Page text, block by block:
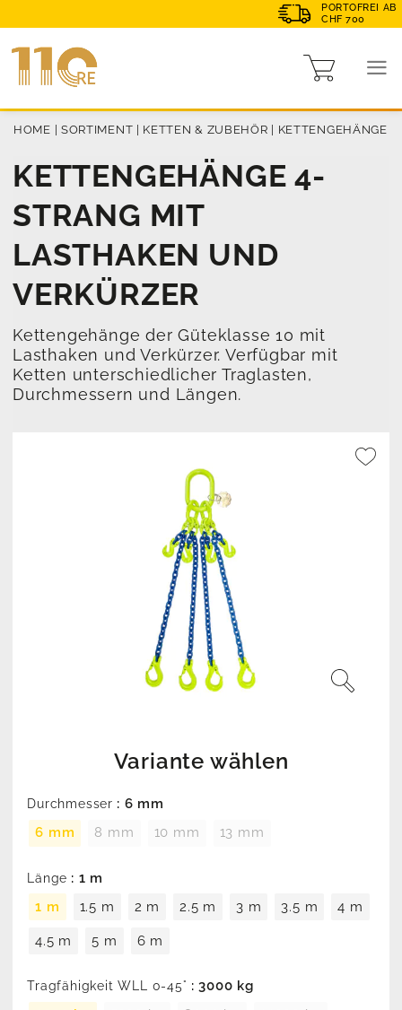
PORTOFREI AB
CHF 700
HOME | SORTIMENT | KETTEN & ZUBEHÖR | KETTENGEHÄNGE
KETTENGEHÄNGE 4-
STRANG MIT
LASTHAKEN UND
VERKÜRZER
Kettengehänge der Güteklasse 10 mit
Lasthaken und Verkürzer. Verfügbar mit
Ketten unterschiedlicher Traglasten,
Durchmessern und Längen.
Variante wählen
Durchmesser : 6 mm
6 mm
8 mm 10 mm 13 mm
Länge : 1 m
1 m
1.5 m 2 m 2.5 m 3 m 3.5 m 4 m
4.5 m 5 m 6 m
Tragfähigkeit WLL 0-45° : 3000 kg